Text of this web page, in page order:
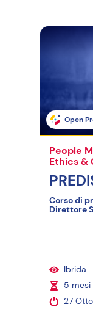
Open
People
Ethics &
Corso di
Direttore
Ibrida
5 mesi
27